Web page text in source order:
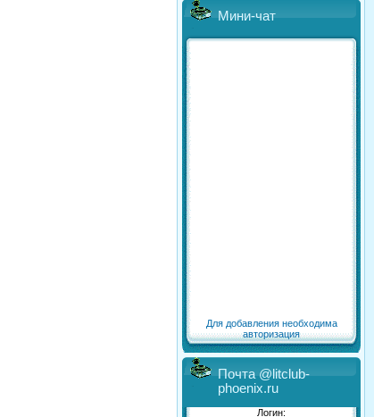
Мини-чат
Для добавления необходима
авторизация
Почта @litclub-
phoenix.ru
Логин: